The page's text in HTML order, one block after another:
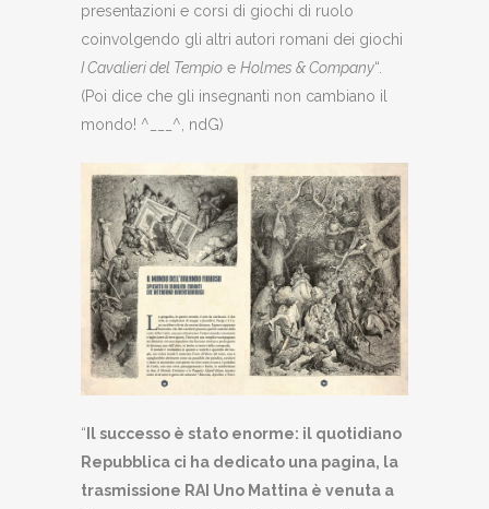
presentazioni e corsi di giochi di ruolo
coinvolgendo gli altri autori romani dei giochi
I Cavalieri del Tempio e Holmes & Company“.
(Poi dice che gli insegnanti non cambiano il
mondo! ^___^, ndG)
“ Il successo è stato enorme: il quotidiano
Repubblica ci ha dedicato una pagina, la
trasmissione RAI Uno Mattina è venuta a